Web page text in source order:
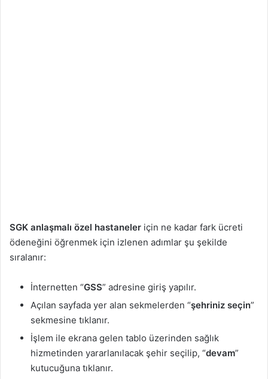
SGK anlaşmalı özel hastaneler için ne kadar fark ücreti
ödeneğini öğrenmek için izlenen adımlar şu şekilde
sıralanır:
İnternetten “GSS” adresine giriş yapılır.
Açılan sayfada yer alan sekmelerden “şehriniz seçin”
sekmesine tıklanır.
İşlem ile ekrana gelen tablo üzerinden sağlık
hizmetinden yararlanılacak şehir seçilip, “devam”
kutucuğuna tıklanır.